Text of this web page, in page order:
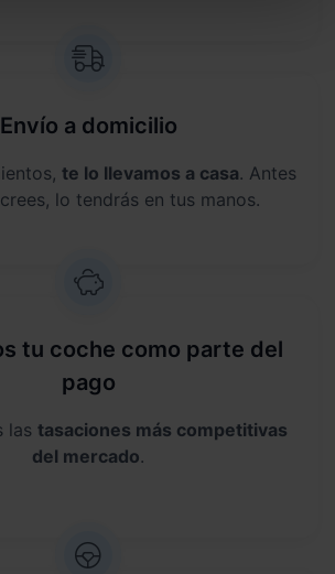
Envío a domicilio
te lo llevamos a casa. Antes
lo tendrás en tus manos.
tu coche como parte del
pago
las tasaciones más competitivas
del mercado.